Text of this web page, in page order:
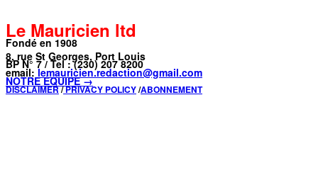
Le Mauricien ltd
Fondé en 1908
8, rue St Georges, Port Louis
BP N° 7 / Tel : (230) 207 8200
email: lemauricien.redaction@gmail.com
NOTRE ÉQUIPE →
DISCLAIMER/PRIVACY POLICY/ABONNEMENT